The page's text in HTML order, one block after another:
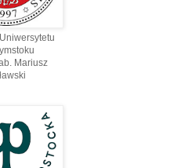
Mariusz